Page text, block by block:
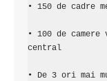
• 150 de cadre
• 100 de
central
• De 3 ori mai